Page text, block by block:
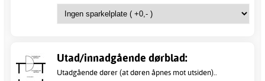
Utad/innadgående dørblad:
Utadgående dører (at døren åpnes mot utsiden)..